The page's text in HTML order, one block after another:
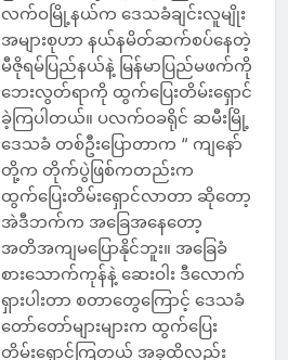
လက်ဝမြို့နယ်က ဒေသခံချင်းလူမျိုး
အများစုဟာ နယ်နမိတ်ဆက်စပ်နေတဲ့
မီဇိုရမ်ပြည်နယ်နဲ့ မြန်မာပြည်မဖက်ကို
ဘေးလွတ်ရာကို ထွက်ပြေးတိမ်းရှောင်
ခဲ့ကြပါတယ်။ ပလက်ဝခရိုင် ဆမီးမြို့
ဒေသခံ တစ်ဦးပြောတာက “ ကျနော်
တို့က တိုက်ပွဲဖြစ်ကတည်းက
ထွက်ပြေးတိမ်းရှောင်လာတာ ဆိုတော့
အဲဒီဘက်က အခြေအနေတော့
အတိအကျမပြောနိုင်ဘူး။ အခြေခံ
စားသောက်ကုန်နဲ့ ဆေးဝါး ဒီလောက်
ရှားပါးတာ စတာတွေကြောင့် ဒေသခံ
တော်တော်များများက ထွက်ပြေး
တိမ်းရှောင်ကြတယ် အခုထိလည်း